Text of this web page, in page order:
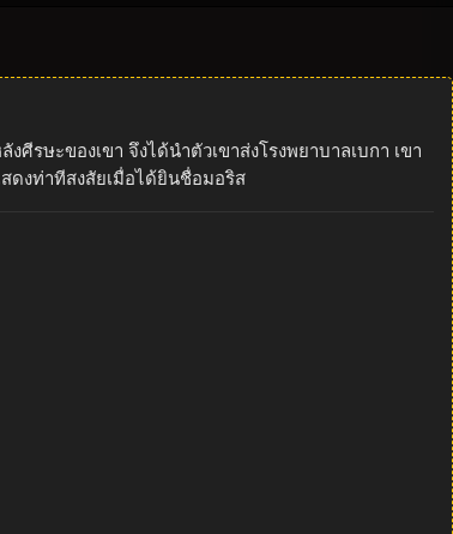
ษะของเขา จึงได้นำตัวเขาส่งโรงพยาบาลเบกา เขา
ดงท่าทีสงสัยเมื่อได้ยินชื่อมอริส